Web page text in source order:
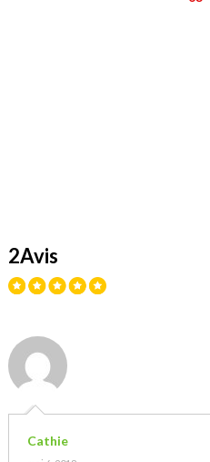
2Avis
Cathie